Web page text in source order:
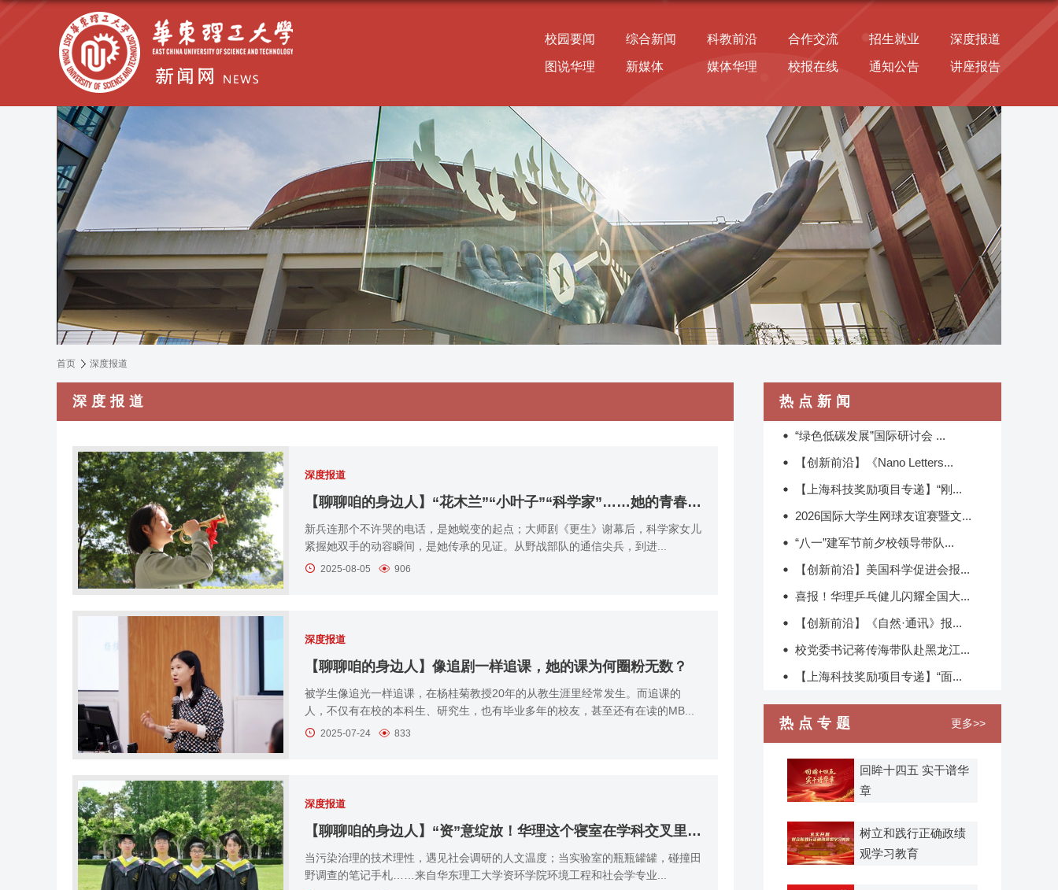
校园要闻 综合新闻 科教前沿 合作交流 招生就业 深度报道
图说华理 新媒体 媒体华理 校报在线 通知公告 讲座报告
首页 深度报道
深度报道
深度报道
【聊聊咱的身边人】“花木兰”“小叶子”“科学家”……她的青春剧本超燃！
新兵连那个不许哭的电话，是她蜕变的起点；大师剧《更生》谢幕后，科学家女儿
紧握她双手的动容瞬间，是她传承的见证。从野战部队的通信尖兵，到进...
2025-08-05 906
深度报道
【聊聊咱的身边人】像追剧一样追课，她的课为何圈粉无数？
被学生像追光一样追课，在杨桂菊教授20年的从教生涯里经常发生。而追课的
人，不仅有在校的本科生、研究生，也有毕业多年的校友，甚至还有在读的MB...
2025-07-24 833
深度报道
【聊聊咱的身边人】“资”意绽放！华理这个寝室在学科交叉里书写青春答卷
当污染治理的技术理性，遇见社会调研的人文温度；当实验室的瓶瓶罐罐，碰撞田
野调查的笔记手札……来自华东理工大学资环学院环境工程和社会学专业...
热点新闻
“绿色低碳发展”国际研讨会 ...
​【创新前沿】《Nano Letters...
【上海科技奖励项目专递】“刚...
2026国际大学生网球友谊赛暨文...
“八一”建军节前夕校领导带队...
【创新前沿】美国科学促进会报...
喜报！华理乒乓健儿闪耀全国大...
【创新前沿】《自然·通讯》报...
校党委书记蒋传海带队赴黑龙江...
【上海科技奖励项目专递】“面...
热点专题 更多>>
回眸十四五 实干谱华
章
树立和践行正确政绩
观学习教育